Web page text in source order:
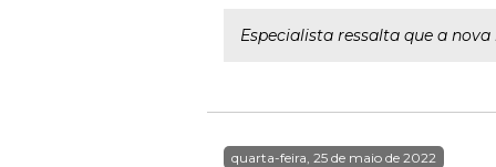
Especialista ressalta que a
quarta-feira, 25 de maio de 2022